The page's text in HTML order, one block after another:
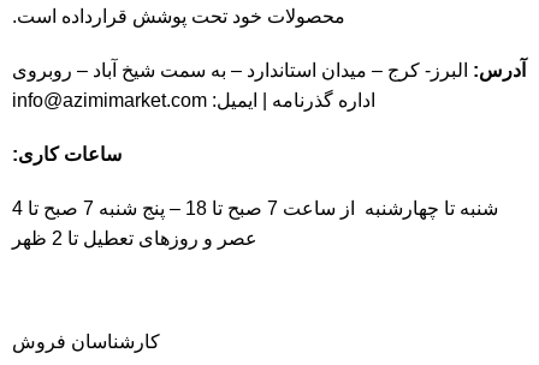
محصولات خود تحت پوشش قرارداده است.
آدرس: البرز- کرج – میدان استاندارد – به سمت شیخ آباد – روبروی
اداره گذرنامه | ایمیل: info@azimimarket.com
ساعات کاری:
شنبه تا چهارشنبه از ساعت 7 صبح تا 18 – پنج شنبه 7 صبح تا 4
عصر و روزهای تعطیل تا 2 ظهر
کارشناسان فروش